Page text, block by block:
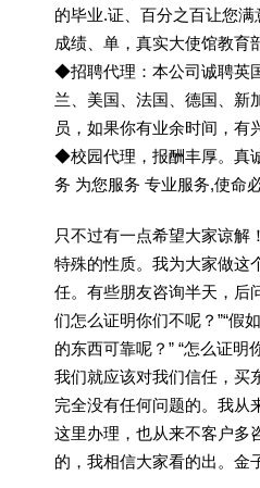
的毕业.证、百分之百让您满
成绩、单，真实大使馆教育
◆招聘代理：本公司诚聘英
兰、美国、法国、德国、新
员，如果你有业余时间，有
◆校园代理，报酬丰厚。真
务 为您服务 专业服务,使命
只不过有一点希望大家谅解
特殊的性质。我为大家做这
任。有些朋友咨询半天，后
们怎么证明你们不呢？”“假
的东西可靠呢？” “怎么证明
我们就应该对我们信任，买
完全没有任何问题的。我从
这里办理，也从来不客户多
的，我相信大家看的出。金